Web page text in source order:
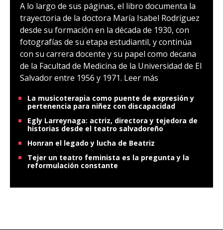
A lo largo de sus páginas, el libro documenta la
trayectoria de la doctora María Isabel Rodríguez
desde su formación en la década de 1930, con
fotografías de su etapa estudiantil, y continúa
con su carrera docente y su papel como decana
de la Facultad de Medicina de la Universidad de El
Salvador entre 1956 y 1971. Leer más
La musicoterapia como puente de expresión y
pertenencia para niñez con discapacidad
Egly Larreynaga: actriz, directora y tejedora de
historias desde el teatro salvadoreño
Honran el legado y lucha de Beatriz
Tejer un teatro feminista es la pregunta y la
reformulación constante